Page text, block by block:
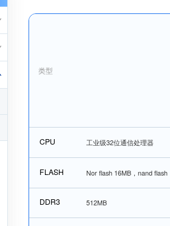
类型
CPU 工业级32位通信处理器
FLASH Nor flash 16MB，nand flash
DDR3 512MB